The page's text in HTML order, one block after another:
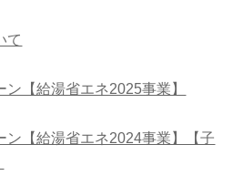
て
【給湯省エネ2025事業】
ン【給湯省エネ2024事業】【子